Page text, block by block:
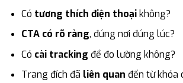
Có tương thích điện thoạikhông?
CTA có rõ ràng, đúng nơi đúng lúc?
Có cài tracking để đo lường không?
Trang đích đã liên quan đến từ khóa